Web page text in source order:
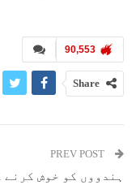
فیصلہ کریں۔ اگر کسی حلقہ
مقابلہ کرنے والے
تعلق سے اجتماعی فیصلہ
90,553
Share
ہندووں کو خوش کرنے